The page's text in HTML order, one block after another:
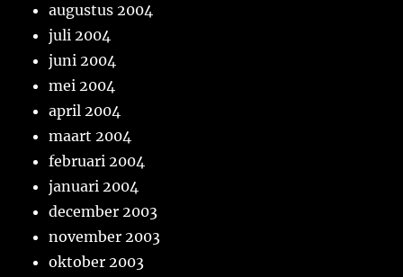
augustus 2004
juli 2004
juni 2004
mei 2004
april 2004
maart 2004
februari 2004
januari 2004
december 2003
november 2003
oktober 2003